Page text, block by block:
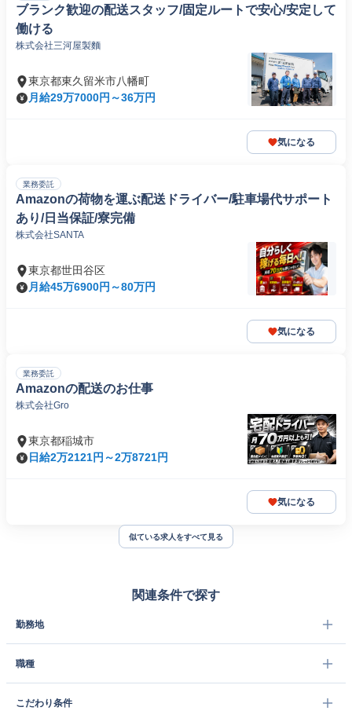
ブランク歓迎の配送スタッフ/固定ルートで安心/安定して
働ける
株式会社三河屋製麵
東京都東久留米市八幡町
月給29万7000円～36万円
気になる
業務委託
Amazonの荷物を運ぶ配送ドライバー/駐車場代サポート
あり/日当保証/寮完備
株式会社SANTA
東京都世田谷区
月給45万6900円～80万円
気になる
業務委託
Amazonの配送のお仕事
株式会社Gro
東京都稲城市
日給2万2121円～2万8721円
気になる
似ている求人をすべて見る
関連条件で探す
勤務地
職種
こだわり条件